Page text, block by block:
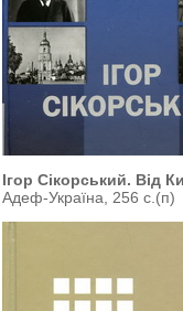
Ігор Сікорський. Від
Адеф-Україна, 256 с.(п)